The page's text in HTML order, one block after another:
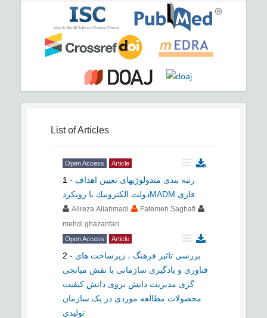
List of Articles
Open Access Article
1 - رتبه بندی متدولوژیهای تعیین اهداف
دولت الكترونيك با رویکردMADM فازی
Alireza Aliahmadi
Fatemeh Saghafi
mehdi ghazanfari
Open Access Article
2 - بررسی تاثیر فرهنگ ، زیرساخت های
فناوری و یادگیری سازمانی با نقش میانجی
گری مدیریت دانش بروی دانش کیفیت
محصولات مطالعه موردی در یک سازمان
تولیدی